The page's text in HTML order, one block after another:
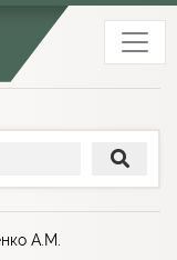
А.М.